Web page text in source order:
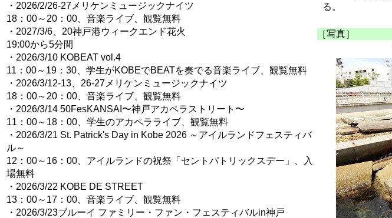
・2026/2/26-27メリケンミュージックナイツ
18：00～20：00、音楽ライブ、観覧無料
・2027/3/6、20神戸港ウィークエンド花火
19:00から5分間
・2026/3/10 KOBEAT vol.4
11：00～19：30、学生がKOBEでBEATを奏でる音楽ライブ、観覧無料
・2026/3/12-13、26-27メリケンミュージックナイツ
18：00～20：00、音楽ライブ、観覧無料
・2026/3/14 50FesKANSAI〜神戸アカペラストリート〜
11：00～18：00、学生のアカペラライブ、観覧無料
・2026/3/21 St. Patrick's Day in Kobe 2026 ～アイルランドフェスティバ
ル～
12：00～16：00、アイルランドの祝祭「セントパトリックスデー」、入
場無料
・2026/3/22 KOBE DE STREET
13：00～17：00、音楽ライブ、観覧無料
・2026/3/23ブルーイ ファミリー・ファン・フェスティバルin神戸
る。
［写真］